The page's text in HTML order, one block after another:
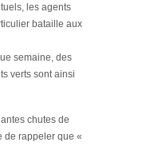
les agents
bataille aux
semaine, des
verts sont ainsi
chutes de
de rappeler que «